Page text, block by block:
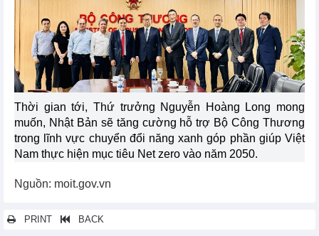
Thời gian tới, Thứ trưởng Nguyễn Hoàng Long mong
muốn, Nhật Bản sẽ tăng cường hỗ trợ Bộ Công Thương
trong lĩnh vực chuyển đổi năng xanh góp phần giúp Việt
Nam thực hiện mục tiêu Net zero vào năm 2050.
Nguồn: moit.gov.vn
PRINT BACK